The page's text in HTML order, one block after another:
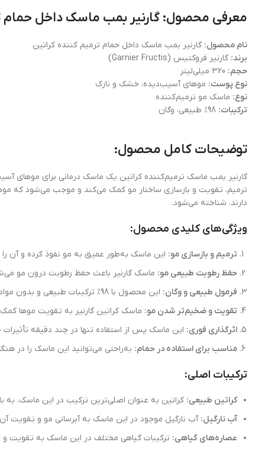
معرفی محصول: گارنیر بمب ماسک داخل حمام
نام محصول: گارنیر بمب ماسک داخل حمام ترمیم کننده کراتین
برند: گارنیر فروکتیس (Garnier Fructis)
حجم:
نوع پوست: موهای آسیب‌دیده، خشک و نازک
نوع: ماسک مو ترمیم‌کننده
ترکیبات:
توضیحات کامل محصول:
گارنیر بمب ماسک ترمیم‌کننده کراتین یک ماسک درمانی برای موهای
دارند، شناخته می‌شود.
ویژگی‌های کلیدی محصول:
ترمیم و بازسازی مو: این ماسک به‌طور عمیق به مو نفوذ کرده و آن
حفظ رطوبت طبیعی مو: ماسک گارنیر باعث حفظ رطوبت درون مو
فرمول طبیعی و وگان: این محصول با 98% ترکیبات طبیعی و بدون مواد شیمیایی مضری مانند پارابن، سیلیکون و سولفات ساخته شده است و کاملاً مناسب افرادی است که به محصولات وگان و طبیعی علاقه دارند.
تقویت و ضخیم‌تر شدن مو: ماسک کراتین گارنیر به تقویت موها
اثرگذاری فوری: این ماسک پس از استفاده تنها در چند دقیقه
مناسب برای استفاده در حمام: به‌راحتی می‌توانید این ماسک را در
ترکیبات اصلی:
کراتین طبیعی: کراتین به عنوان اصلی‌ترین ترکیب در این ماسک،
آب نارگیل: آب نارگیل موجود در این ماسک به آبرسانی مو و تقویت
عصاره‌های گیاهی: ترکیبات گیاهی مختلف در این ماسک به تقویت